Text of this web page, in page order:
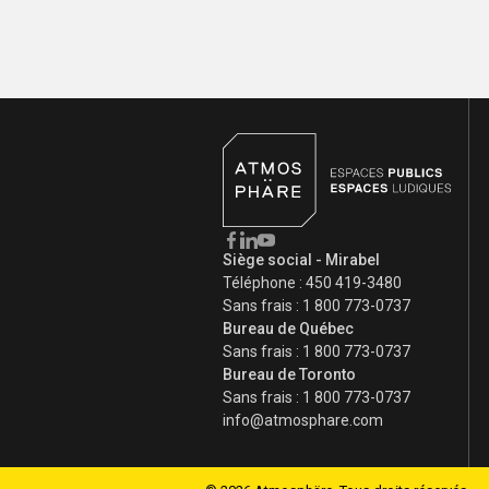
Siège social - Mirabel
Téléphone :450 419-3480
Sans frais : 1 800 773-0737
Bureau de Québec
Sans frais : 1 800 773-0737
Bureau de Toronto
Sans frais : 1 800 773-0737
info@atmosphare.com